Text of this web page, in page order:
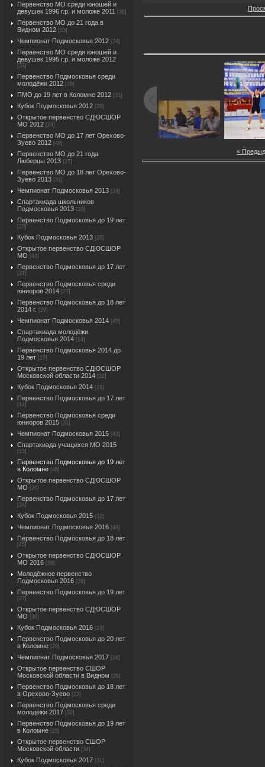
Первенство МО среди юношей и
девушек 1996 г.р. и моложе 2011
[36]
Первенство МО до 21 года в
Видном 2012 [33]
Чемпионат Подмосковья 2012 [74]
Первенство МО среди юношей и
девушек 1995 г.р. и моложе 2012
[33]
Первенство Подмосковья среди
молодёжи 2012 [26]
ПМО до 19 лет в Коломне 2012 [31]
Кубок Подмосковья 2012 [29]
Открытое первенство СДЮСШОР
МО 2012 [24]
Первенство МО до 17 лет Орехово-
Зуево 2012 [46]
Первенство МО до 21 года
Люберцы 2013 [27]
Первенство МО до 18 лет Орехово-
Зуево 2013 [31]
Чемпионат Подмосковья 2013 [24]
Спартакиада школьников
Подмосковья 2013 [20]
Первенство Подмосковья до 19 лет
[20]
Кубок Подмосковья 2013 [25]
Открытое первенство СДЮСШОР
МО
[43]
Первенство Подмосковья до 17 лет
[21]
Первенство Подмосковья среди
юниоров 2014 [27]
Первенство Подмосковья до 18 лет
2014 г.
[29]
Чемпионат Подмосковья 2014 [45]
Спартакиада молодёжи
Подмосковья 2014
[14]
Первенство Подмосковья 2014 до
19 лет [27]
Открытое первенство СДЮСШОР
Московской области 2014 [32]
Кубок Подмосковья 2014 [18]
Первенство Подмосковья до 17 лет
[14]
Первенство Подмосковья среди
юниоров 2015 [31]
Чемпионат Подмосковья 2015 [42]
Спартакиада учащихся МО 2015
[15]
Первенство Подмосковья до 19 лет
в Коломне [48]
Открытое первенство СДЮСШОР
МО
[26]
Первенство Подмосковья до 17 лет
[34]
Кубок Подмосковья 2015 [32]
Чемпионат Подмосковья 2016 [49]
Первенство Подмосковья до 18 лет
[45]
Открытое первенство СДЮСШОР
МО 2016 [39]
Молодёжное первенство
Подмосковья 2016 [38]
Первенство Подмосковья до 19 лет
[27]
Открытое первенство СДЮСШОР
МО
[36]
Кубок Подмосковья 2016 [23]
Первенство Подмосковья до 20 лет
в Коломне [29]
Чемпионат Подмосковья 2017 [16]
Открытое первенство СШОР
Московской области в Видном
[26]
Первенство Подмосковья до 18 лет
в Орехово-Зуево [22]
Первенство Подмосковья среди
молодёжи 2017 [32]
Первенство Подмосковья до 19 лет
в Коломне [25]
Открытое первенство СШОР
Московской области [34]
Кубок Подмосковья 2017 [31]
«